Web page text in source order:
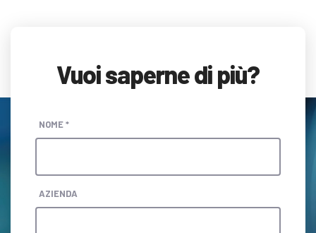
Vuoi saperne di più?
NOME *
AZIENDA